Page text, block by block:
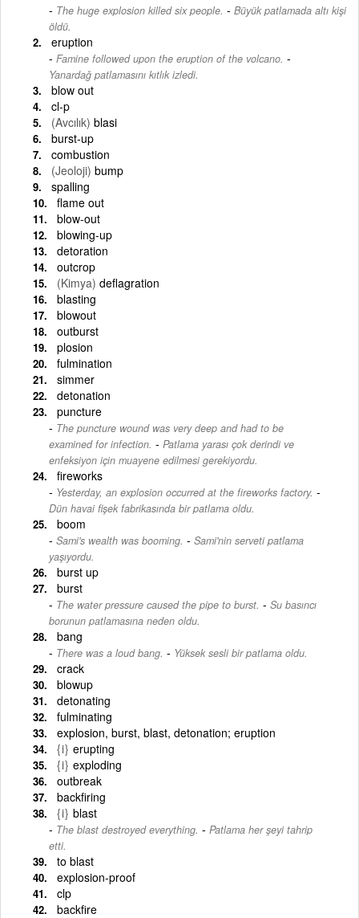
The huge explosion killed six people. - Büyük patlamada altı kişi
öldü.
eruption
Famine followed upon the eruption of the volcano. -
Yanardağ patlamasını kıtlık izledi.
blow out
cl-p
(Avcılık) blasi
burst-up
combustion
(Jeoloji) bump
spalling
flame out
blow-out
blowing-up
detoration
outcrop
(Kimya) deflagration
blasting
blowout
outburst
plosion
fulmination
simmer
detonation
puncture
The puncture wound was very deep and had to be
examined for infection. - Patlama yarası çok derindi ve
enfeksiyon için muayene edilmesi gerekiyordu.
fireworks
Yesterday, an explosion occurred at the fireworks factory. -
Dün havai fişek fabrikasında bir patlama oldu.
boom
Sami's wealth was booming. - Sami'nin serveti patlama
yaşıyordu.
burst up
burst
The water pressure caused the pipe to burst. - Su basıncı
borunun patlamasına neden oldu.
bang
There was a loud bang. - Yüksek sesli bir patlama oldu.
crack
blowup
detonating
fulminating
explosion, burst, blast, detonation; eruption
{i} erupting
{i} exploding
outbreak
backfiring
{i} blast
The blast destroyed everything. - Patlama her şeyi tahrip
etti.
to blast
explosion-proof
clp
backfire